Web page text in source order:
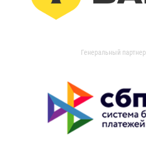
Генеральный партнер